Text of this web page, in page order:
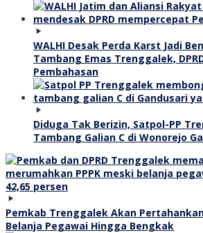
WALHI Desak Perda Karst Jadi
Tambang Emas Trenggalek,
Pembahasan
Diduga Tak Berizin, Satpol-PP
Tambang Galian C di Wonorejo
Pemkab Trenggalek Akan
Belanja Pegawai Hingga Bengkak